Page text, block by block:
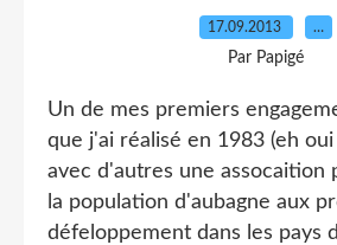
17.09.2013 …
Par Papigé
Un de mes premiers
que j'ai réalisé en 1983 (eh
avec d'autres une assocaition
la population d'aubagne aux
défeloppement dans les pays